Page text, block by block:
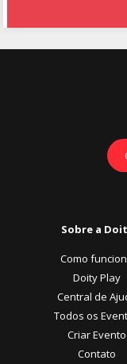
Sobre a
Como
Doity Play
Central de
Todos os
Criar Evento
Contato